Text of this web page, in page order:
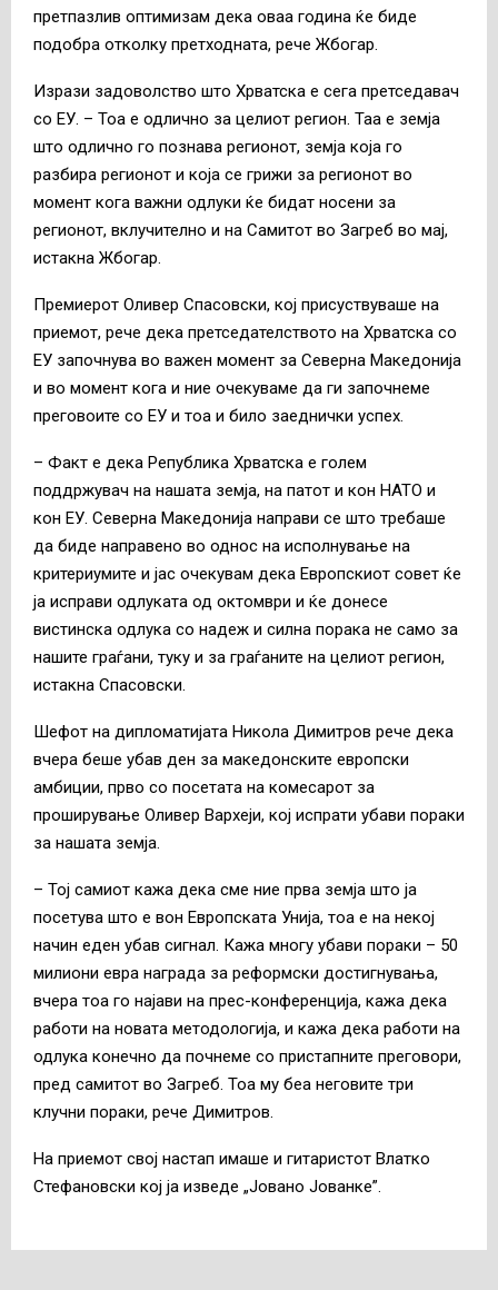
претпазлив оптимизам дека оваа година ќе биде
подобра отколку претходната, рече Жбогар.
Изрази задоволство што Хрватска е сега претседавач
со ЕУ. – Тоа е одлично за целиот регион. Таа е земја
што одлично го познава регионот, земја која го
разбира регионот и која се грижи за регионот во
момент кога важни одлуки ќе бидат носени за
регионот, вклучително и на Самитот во Загреб во мај,
истакна Жбогар.
Премиерот Оливер Спасовски, кој присуствуваше на
приемот, рече дека претседателството на Хрватска со
ЕУ започнува во важен момент за Северна Македонија
и во момент кога и ние очекуваме да ги започнеме
преговоите со ЕУ и тоа и било заеднички успех.
– Факт е дека Република Хрватска е голем
поддржувач на нашата земја, на патот и кон НАТО и
кон ЕУ. Северна Македонија направи се што требаше
да биде направено во однос на исполнување на
критериумите и јас очекувам дека Европскиот совет ќе
ја исправи одлуката од октомври и ќе донесе
вистинска одлука со надеж и силна порака не само за
нашите граѓани, туку и за граѓаните на целиот регион,
истакна Спасовски.
Шефот на дипломатијата Никола Димитров рече дека
вчера беше убав ден за македонските европски
амбиции, прво со посетата на комесарот за
проширување Оливер Вархеји, кој испрати убави пораки
за нашата земја.
– Тој самиот кажа дека сме ние прва земја што ја
посетува што е вон Европската Унија, тоа е на некој
начин еден убав сигнал. Кажа многу убави пораки – 50
милиони евра награда за реформски достигнувања,
вчера тоа го најави на прес-конференција, кажа дека
работи на новата методологија, и кажа дека работи на
одлука конечно да почнеме со пристапните преговори,
пред самитот во Загреб. Тоа му беа неговите три
клучни пораки, рече Димитров.
На приемот свој настап имаше и гитаристот Влатко
Стефановски кој ја изведе „Јовано Јованке”.